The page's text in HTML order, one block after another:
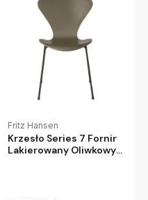
Fritz Hansen
Krzesło Series 7 Fornir
Lakierowany Oliwkowy